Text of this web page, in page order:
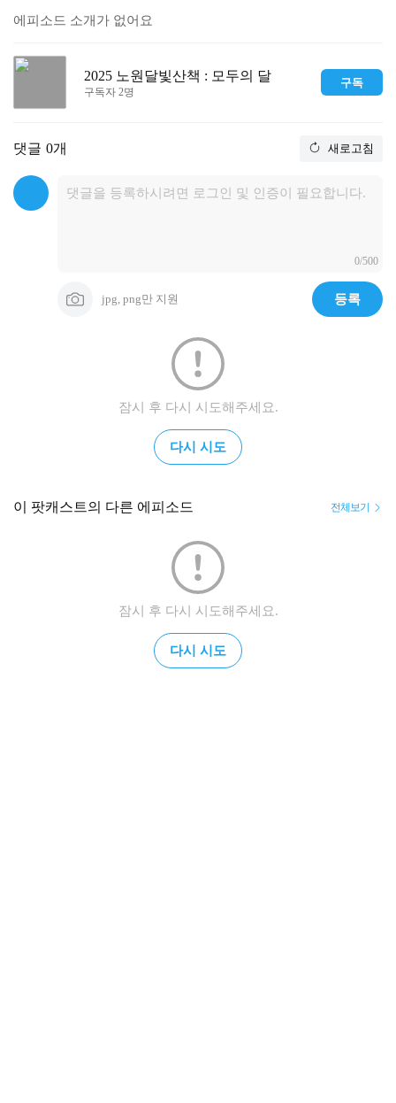
에피소드 소개가 없어요
2025 노원달빛산책 : 모두의 달
구독자 2명
구독
댓글 0개 새로고침
0/500
jpg, png만 지원 등록
잠시 후 다시 시도해주세요.
다시 시도
이 팟캐스트의 다른 에피소드 전체보기
잠시 후 다시 시도해주세요.
다시 시도